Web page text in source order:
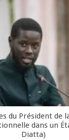
du Président de
dans un
Diatta)